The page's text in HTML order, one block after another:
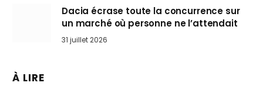
Dacia écrase toute la concurrence sur
un marché où personne ne l’attendait
31 juillet 2026
À LIRE